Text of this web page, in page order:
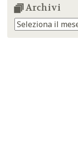
Archivi
Archivi